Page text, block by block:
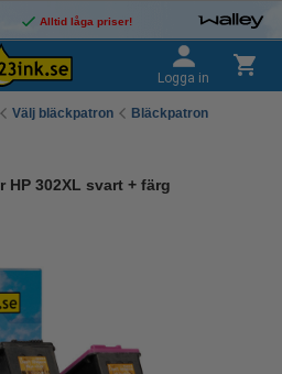
Alltid låga priser!
Logga in
Välj bläckpatron
Bläckpatron
HP 302XL svart + färg